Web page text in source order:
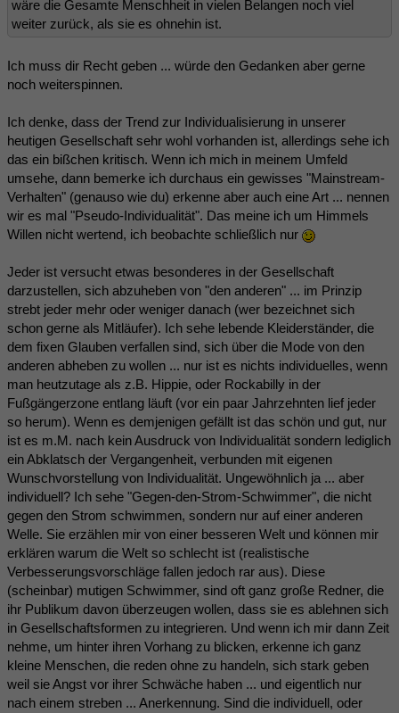
wäre die Gesamte Menschheit in vielen Belangen noch viel
weiter zurück, als sie es ohnehin ist.
Ich muss dir Recht geben ... würde den Gedanken aber gerne
noch weiterspinnen.
Ich denke, dass der Trend zur Individualisierung in unserer
heutigen Gesellschaft sehr wohl vorhanden ist, allerdings sehe ich
das ein bißchen kritisch. Wenn ich mich in meinem Umfeld
umsehe, dann bemerke ich durchaus ein gewisses "Mainstream-
Verhalten" (genauso wie du) erkenne aber auch eine Art ... nennen
wir es mal "Pseudo-Individualität". Das meine ich um Himmels
Willen nicht wertend, ich beobachte schließlich nur
Jeder ist versucht etwas besonderes in der Gesellschaft
darzustellen, sich abzuheben von "den anderen" ... im Prinzip
strebt jeder mehr oder weniger danach (wer bezeichnet sich
schon gerne als Mitläufer). Ich sehe lebende Kleiderständer, die
dem fixen Glauben verfallen sind, sich über die Mode von den
anderen abheben zu wollen ... nur ist es nichts individuelles, wenn
man heutzutage als z.B. Hippie, oder Rockabilly in der
Fußgängerzone entlang läuft (vor ein paar Jahrzehnten lief jeder
so herum). Wenn es demjenigen gefällt ist das schön und gut, nur
ist es m.M. nach kein Ausdruck von Individualität sondern lediglich
ein Abklatsch der Vergangenheit, verbunden mit eigenen
Wunschvorstellung von Individualität. Ungewöhnlich ja ... aber
individuell? Ich sehe "Gegen-den-Strom-Schwimmer", die nicht
gegen den Strom schwimmen, sondern nur auf einer anderen
Welle. Sie erzählen mir von einer besseren Welt und können mir
erklären warum die Welt so schlecht ist (realistische
Verbesserungsvorschläge fallen jedoch rar aus). Diese
(scheinbar) mutigen Schwimmer, sind oft ganz große Redner, die
ihr Publikum davon überzeugen wollen, dass sie es ablehnen sich
in Gesellschaftsformen zu integrieren. Und wenn ich mir dann Zeit
nehme, um hinter ihren Vorhang zu blicken, erkenne ich ganz
kleine Menschen, die reden ohne zu handeln, sich stark geben
weil sie Angst vor ihrer Schwäche haben ... und eigentlich nur
nach einem streben ... Anerkennung. Sind die individuell, oder